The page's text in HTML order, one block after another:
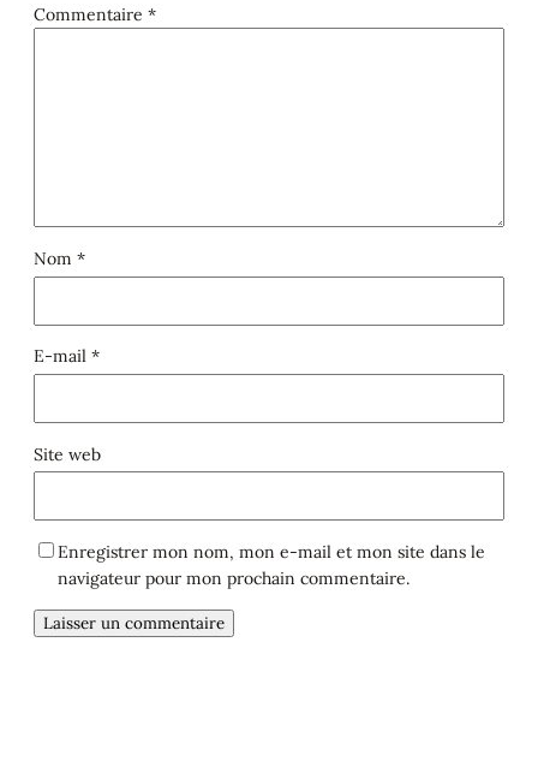
Commentaire *
Nom *
E-mail *
Site web
Enregistrer mon nom, mon e-mail et mon site dans le
navigateur pour mon prochain commentaire.